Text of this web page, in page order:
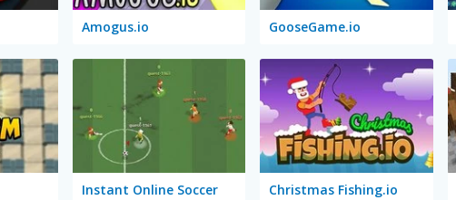
Amogus.io GooseGame.io
Instant Online Soccer Christmas Fishing.io